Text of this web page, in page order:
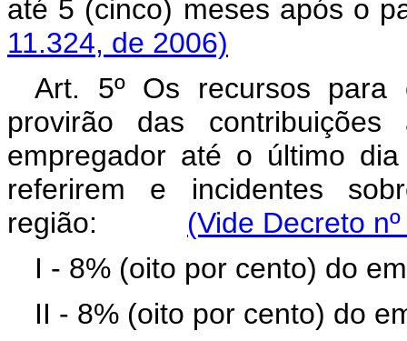
até 5 (cinco) meses
11.324, de 2006)
Art. 5º Os recursos para
provirão das
empregador até o último
referirem e incidentes
região: (Vide Decreto
I - 8% (oito por cento) do
II - 8% (oito por cento) do